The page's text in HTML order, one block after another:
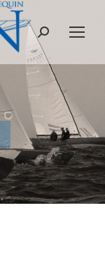
Recherche
: